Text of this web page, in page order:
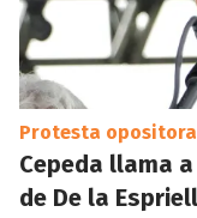
Protesta opositora
Cepeda llama
de De la